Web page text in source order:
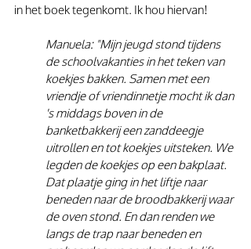
in het boek tegenkomt. Ik hou hiervan!
Manuela: "Mijn jeugd stond tijdens
de schoolvakanties in het teken van
koekjes bakken. Samen met een
vriendje of vriendinnetje mocht ik dan
's middags boven in de
banketbakkerij een zanddeegje
uitrollen en tot koekjes uitsteken. We
legden de koekjes op een bakplaat.
Dat plaatje ging in het liftje naar
beneden naar de broodbakkerij waar
de oven stond. En dan renden we
langs de trap naar beneden en